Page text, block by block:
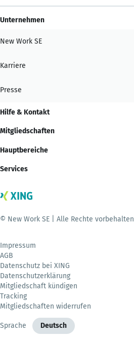
Unternehmen
New Work SE
Karriere
Presse
Hilfe & Kontakt
Mitgliedschaften
Hauptbereiche
Services
© New Work SE | Alle Rechte vorbehalten
Impressum
AGB
Datenschutz bei XING
Datenschutzerklärung
Mitgliedschaft kündigen
Tracking
Mitgliedschaften widerrufen
Sprache Deutsch